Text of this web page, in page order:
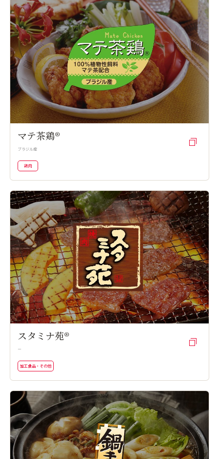
マテ茶鶏®
ブラジル産
鶏肉
スタミナ苑®
ー
加工食品・その他